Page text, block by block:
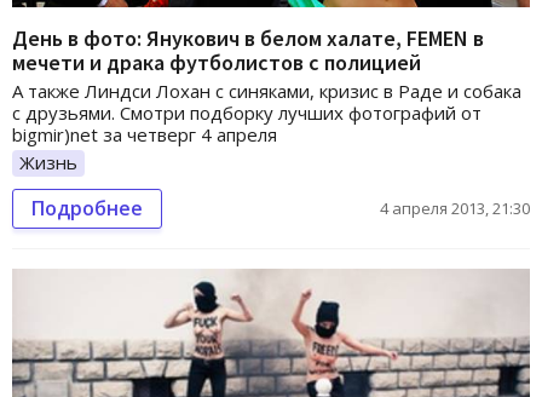
День в фото: Янукович в белом халате, FEMEN в
мечети и драка футболистов с полицией
А также Линдси Лохан с синяками, кризис в Раде и собака
с друзьями. Смотри подборку лучших фотографий от
bigmir)net за четверг 4 апреля
Жизнь
Подробнее 4 апреля 2013, 21:30